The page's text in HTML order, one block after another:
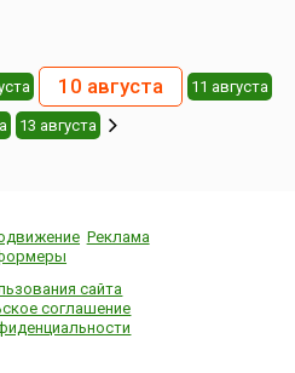
10 августа 11 августа
13 августа
Реклама
сайта
соглашение